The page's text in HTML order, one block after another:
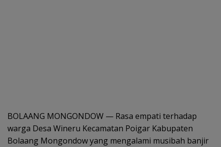
BOLAANG MONGONDOW — Rasa empati terhadap
warga Desa Wineru Kecamatan Poigar Kabupaten
Bolaang Mongondow yang mengalami musibah banjir